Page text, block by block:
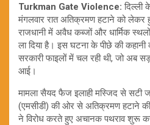
Turkman Gate Violence: दिल्ली
मंगलवार रात अतिक्रमण हटाने को लेकर
राजधानी में अवैध कब्जों और धार्मिक
ला दिया है। इस घटना के पीछे की
सरकारी फाइलों में चल रही थी, जो अब
आई।
मामला सैयद फैज इलाही मस्जिद से सटी
(एमसीडी) की ओर से अतिक्रमण हटाने की
ने विरोध करते हुए अचानक पथराव शुरू